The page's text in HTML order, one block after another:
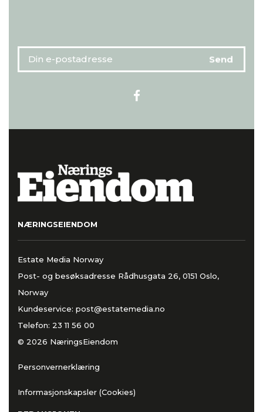
NÆRINGSEIENDOM
Estate Media Norway
Post- og besøksadresse Rådhusgata 26, 0151 Oslo,
Norway
Kundeservice: post@estatemedia.no
Telefon: 23 11 56 00
© 2026 NæringsEiendom
Personvernerklæring
Informasjonskapsler (Cookies)